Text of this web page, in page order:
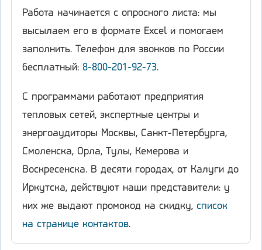
Работа начинается с опросного листа: мы
высылаем его в формате Excel и помогаем
заполнить. Телефон для звонков по России
бесплатный: 8-800-201-92-73.
С программами работают предприятия
тепловых сетей, экспертные центры и
энергоаудиторы Москвы, Санкт-Петербурга,
Смоленска, Орла, Тулы, Кемерова и
Воскресенска. В десяти городах, от Калуги до
Иркутска, действуют наши представители: у
них же выдают промокод на скидку, список
на странице контактов.